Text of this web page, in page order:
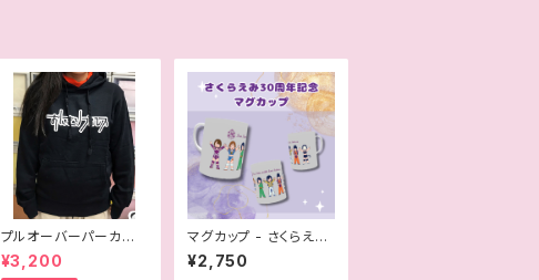
プルオーバーパーカー -
おにぎりプロレス
¥3,200
マグカップ - さくらえみ
30周年記念
¥2,750